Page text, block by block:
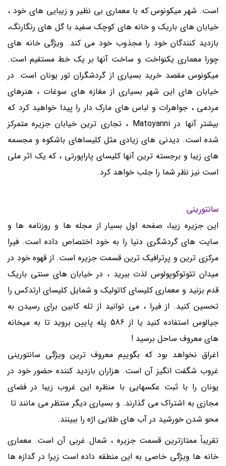
است. شهر میکونوس که با معماری بی نظیر و زیبایی های خود ،
خیابان های باریک و خانه های کوچک سفید با گل های رنگارنگ،
بازدید کنندگان خود را مجذوب خود می کند. ویژگی خانه های
چورا معماری یکنواخت و ساخت آنها بر یک خط مستقیم است.
میکونوس مقصد خرید بسیاری از گردشگران تور یونان است. در
خیابان های این شهر بسیاری از مغازه های سوغات ، هنرهای
مردمی ، جواهرات و لباس های مارک دار را پیدا خواهید کرد که
بیشتر آنها در Matoyanni ، تجاری ترین خیابان جزیره متمرکز
شده است. دیدنی های زیادی مثل کلیساهای باشکوه و مجسمه
های زیبا و برجسته ترین آنها کلیسای پاراپورتی ، که یک اثر ملی
است نیز نظر شما را جلب خواهد کرد.
سانتورینی
این جزیره زیبا، صفحه اول بسیار از مجله ها و روزنامه ها و
سایت های گردشگری دنیا را به خود اختصاص داده است. فیرا
مرکزی ترین و پرترافیک ترین قسمت جزیره است. از قهوه خود در
میدان تئوتوکوپولوس لذت ببرید ، در خیابان های سنتی باریک
قدم بزنید و معماری کلیسای کاتولیک و شمایل کلیسای ارتدکس را
تحسین کنید. از فیرا ، می توانید از تله کابین برای رسیدن به
جیالوس استفاده کنید یا از 586 پله پایین بروید تا به میخانه
های معروف ساحل برسید !
اغراق نخواهد بود که بگوییم معروف ترین ویژگی سانتورینی
غروب شگفت انگیز آن است. هزاران بازدید کننده حضور خود در
یونان را با ثبت عکسهایی با منظره این غروب زیبا در فضای
مجازی به اشتراک می گذارند. و بسیاری دیگر منتظر می مانند تا
محو شدن خورشید در آب های طلایی اژه را ببینند.
تقریباً ممتازترین قسمت جزیره ، شمال غربی آن است. معماری
خانه ها ویژگی خاصی به این منطقه داده است زیرا در گدازه ها